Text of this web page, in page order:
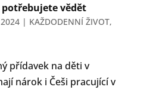
potřebujete vědět
| KAŽDODENNÍ ŽIVOT,
přídavek na děti v
nárok i Češi pracující v